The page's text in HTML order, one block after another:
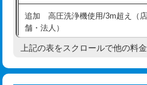
給水管工事※（土の掘削・埋め戻
業)
給水管工事※（塩ビ管（VP・HI）
用/3ｍまで)
追加 高圧洗浄機使用/3m超え（店
舗・法人）
高度高圧洗浄換
上記の表をスクロールで他の料